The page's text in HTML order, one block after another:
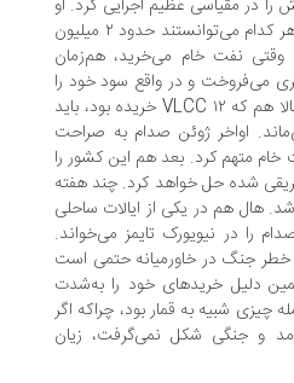
عظیم اجرایی کرد. او
بیش از ١٢ VLCC اجاره کرد که هر کدام می‌توانستند حدود ٢ میلیون
خام می‌خرید، هم‌زمان
و در واقع سود خود را
در همان لحظه قطعی می‌کرد. حالا هم که ١٢ VLCC خریده بود، باید
ژوئن صدام به صراحت
کرد. بعد هم این کشور را
حل خواهد کرد. چند هفته
در یکی از ایالات ساحلی
نیویورک تایمز می‌خواند.
در خاورمیانه حتمی است
خریدهای خود را به‌شدت
به قمار بود، چراکه اگر
شکل نمی‌گرفت، زیان